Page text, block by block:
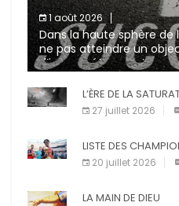
1 août 2026
Dans la haute sphère
ne pas atteindre un
d’incompétence et une
diverses
L’ÈRE DE LA
27 juillet 2026
LISTE DES
20 juillet 2026
LA MAIN DE DIEU